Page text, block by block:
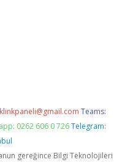
Teams:
0262 606 0 726 Telegram:
gereğince Bilgi Teknolojileri